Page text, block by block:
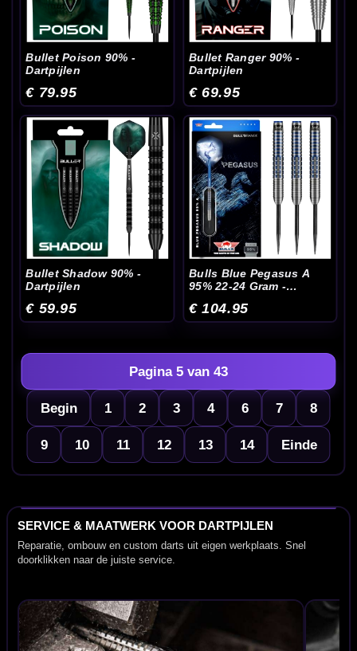
Bullet Poison 90% -
Dartpijlen
€ 79.95
Bullet Ranger 90% -
Dartpijlen
€ 69.95
Bullet Shadow 90% -
Dartpijlen
€ 59.95
Bulls Blue Pegasus A
95% 22-24 Gram -
€ 104.95
Begin 1 2 3 4
Pagina 5 van 43
6 7 8
9 10 11 12 13 14 Einde
SERVICE & MAATWERK VOOR DARTPIJLEN
Reparatie, ombouw en custom darts uit eigen werkplaats. Snel
doorklikken naar de juiste service.